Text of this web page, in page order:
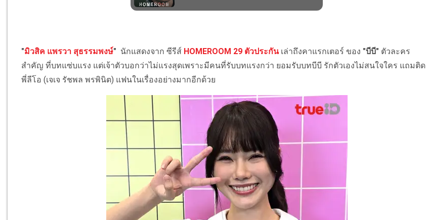
"มิวสิค แพรวา สุธรรมพงษ์" นักแสดงจาก ซีรีส์ HOMEROOM 29 ตัวประกันเล่าถึงคาแรกเตอร์ ของ "บีบี" ตัวละคร
สำคัญ ที่บทแซ่บแรง แต่เจ้าตัวบอกว่าไม่แรงสุดเพราะมีคนที่รับบทแรงกว่า ยอมรับบทบีบี รักตัวเองไม่สนใจใคร แถมติด
พี่ลีโอ (เจเจ รัชพล พรพินิต) แฟนในเรื่องอย่างมากอีกด้วย